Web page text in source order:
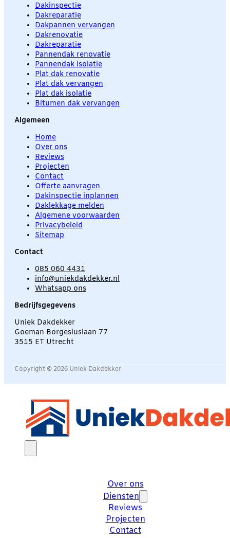
Dakinspectie
Dakreparatie
Dakpannen vervangen
Dakrenovatie
Dakreparatie
Pannendak renovatie
Pannendak isolatie
Plat dak renovatie
Plat dak vervangen
Plat dak isolatie
Bitumen dak vervangen
Algemeen
Home
Over ons
Reviews
Projecten
Contact
Offerte aanvragen
Dakinspectie inplannen
Daklekkage melden
Algemene voorwaarden
Privacybeleid
Sitemap
Contact
085 060 4431
info@uniekdakdekker.nl
Whatsapp ons
Bedrijfsgegevens
Uniek Dakdekker
Goeman Borgesiuslaan 77
3515 ET Utrecht
Copyright © 2026 Uniek Dakdekker
Over ons
Diensten
Reviews
Projecten
Contact